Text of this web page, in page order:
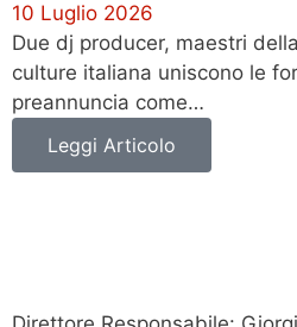
10 Luglio 2026
Due dj producer, maestri
culture italiana uniscono le
preannuncia come…
Leggi Articolo